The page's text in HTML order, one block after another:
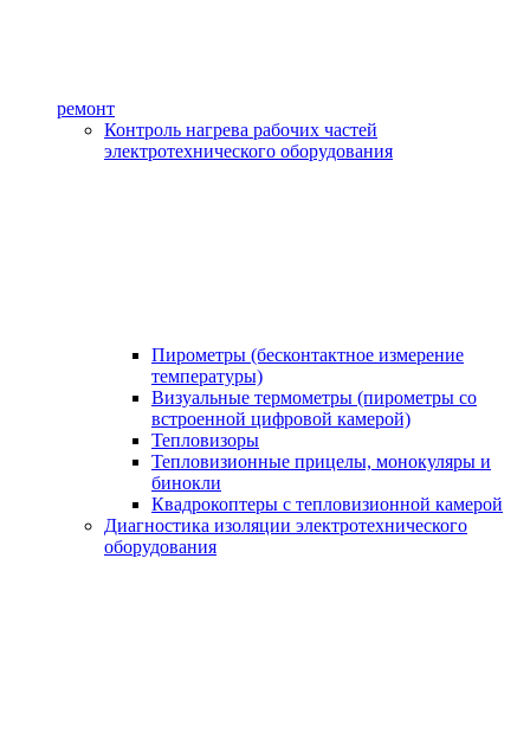
ремонт
Контроль нагрева рабочих частей
электротехнического оборудования
Пирометры (бесконтактное измерение
температуры)
Визуальные термометры (пирометры со
встроенной цифровой камерой)
Тепловизоры
Тепловизионные прицелы, монокуляры и
бинокли
Квадрокоптеры с тепловизионной камерой
Диагностика изоляции электротехнического
оборудования